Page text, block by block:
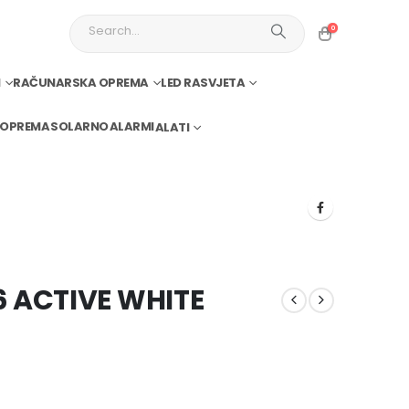
0
RAČUNARSKA OPREMA LED RASVJETA
SOLARNOALARMIALATI
ACTIVE WHITE